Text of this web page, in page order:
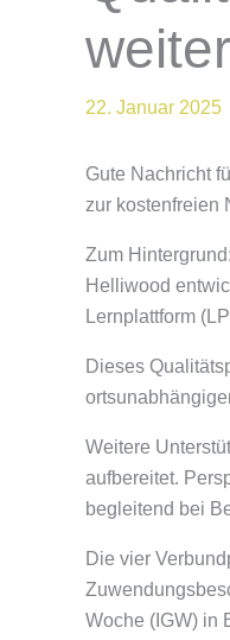
22. Januar 2025
Gute Nachricht
zur kostenfreien
Zum
Helliwood
Lernplattform
Dieses
Weitere
aufbereitet.
begleitend bei
Die vier
Woche (IGW) in